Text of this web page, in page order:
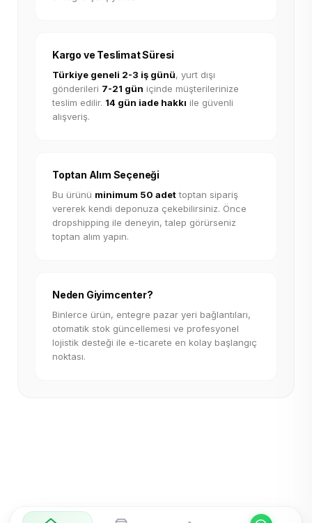
Kargo ve Teslimat Süresi
Türkiye geneli 2-3 iş günü, yurt dışı
gönderileri 7-21 gün içinde müşterilerinize
teslim edilir. 14 gün iade hakkı ile güvenli
alışveriş.
Toptan Alım Seçeneği
Bu ürünü minimum 50 adettoptan sipariş
vererek kendi deponuza çekebilirsiniz. Önce
dropshipping ile deneyin, talep görürseniz
toptan alım yapın.
Neden Giyimcenter?
Binlerce ürün, entegre pazar yeri bağlantıları,
otomatik stok güncellemesi ve profesyonel
lojistik desteği ile e-ticarete en kolay başlangıç
noktası.